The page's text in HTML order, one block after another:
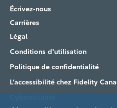
Écrivez-nous
Carrières
Légal
Conditions d'utilisation
Politique de confidentialité
L’accessibilité chez Fidelity
Cybersécurité